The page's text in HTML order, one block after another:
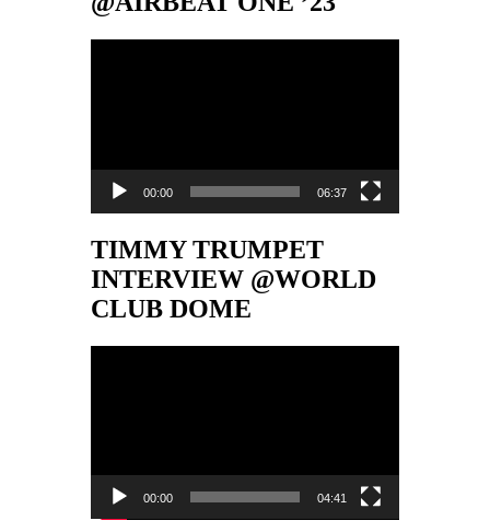
00:00 06:37
TIMMY TRUMPET
INTERVIEW @WORLD
CLUB DOME
00:00 04:41